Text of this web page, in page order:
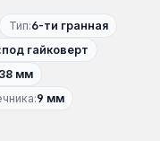
Тип:6-ти гранная
под гайковерт
38 мм
9 мм